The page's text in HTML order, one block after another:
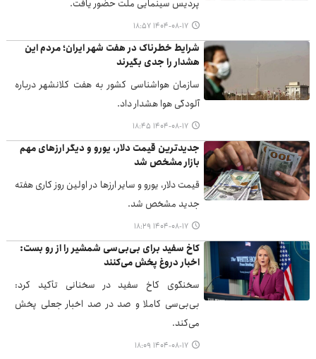
پردیس سینمایی ملت حضور یافت.
۱۴۰۴-۰۸-۱۷ ۱۸:۵۷
شرایط خطرناک در هفت شهر ایران؛ مردم این
هشدار را جدی بگیرند
سازمان هواشناسی کشور به هفت کلانشهر درباره
آلودگی هوا هشدار داد.
۱۴۰۴-۰۸-۱۷ ۱۸:۴۵
جدیدترین قیمت دلار، یورو و دیگر ارزهای مهم
بازار مشخص شد
قیمت دلار، یورو و سایر ارزها در اولین روز کاری هفته
جدید مشخص شد.
۱۴۰۴-۰۸-۱۷ ۱۸:۲۹
کاخ سفید برای بی‌بی‌سی شمشیر را از رو بست:
اخبار دروغ پخش می‌کنند
سخنگوی کاخ سفید در سخنانی تأکید کرد:
بی‌بی‌سی کاملا و صد در صد اخبار جعلی پخش
می‌کند.
۱۴۰۴-۰۸-۱۷ ۱۸:۰۹